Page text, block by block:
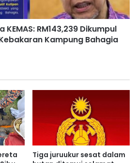
RM143,239 Dikumpul
Kampung Bahagia
Tiga juruukur sesat dalam